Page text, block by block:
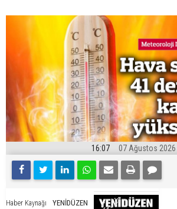
16:07 07 Ağustos 2026
Haber Kaynağı YENİDÜZEN